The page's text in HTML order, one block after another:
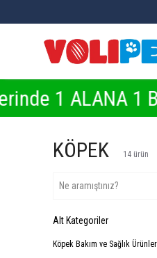
1
KÖPEK 14 ürün
Alt Kategoriler
Köpek Bakım ve Sağlık